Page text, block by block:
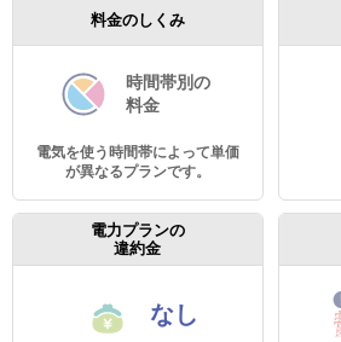
料金のしくみ
時間帯別の
料金
電気を使う時間帯によって単価
が異なるプランです。
電力プランの
違約金
なし